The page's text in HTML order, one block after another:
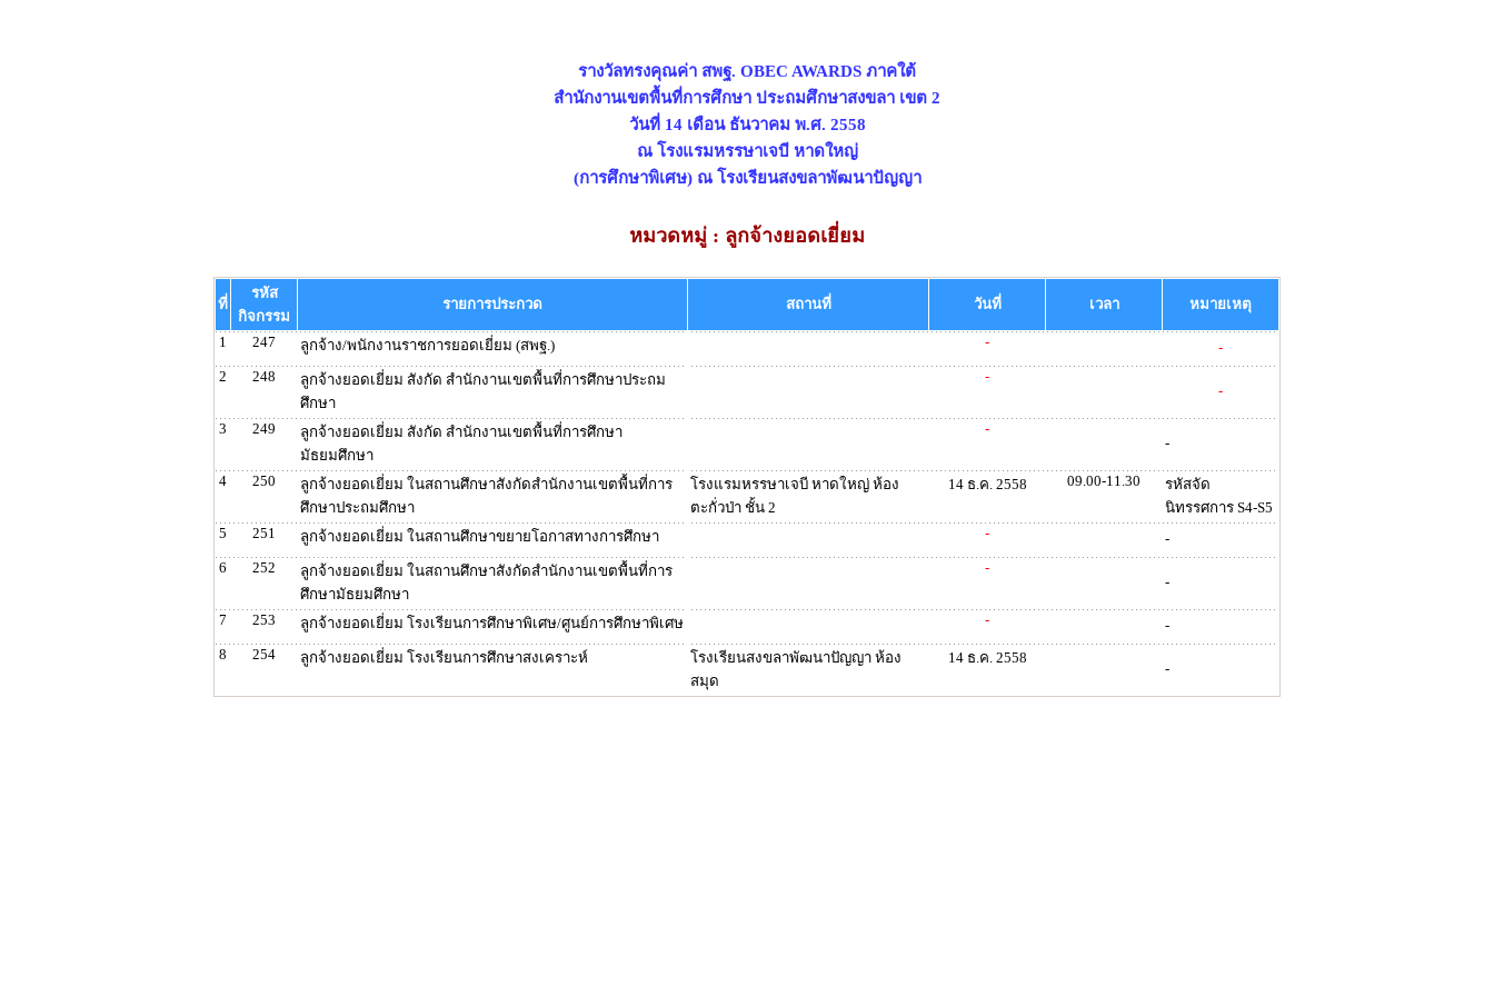
รางวัลทรงคุณค่า สพฐ. OBEC AWARDS ภาคใต้
สำนักงานเขตพื้นที่การศึกษา ประถมศึกษาสงขลา เขต 2
วันที่ 14 เดือน ธันวาคม พ.ศ. 2558
ณ โรงแรมหรรษาเจบี หาดใหญ่
(การศึกษาพิเศษ) ณ โรงเรียนสงขลาพัฒนาปัญญา
หมวดหมู่ : ลูกจ้างยอดเยี่ยม
ที่
รหัส
กิจกรรม
รายการประกวด สถานที่ วันที่ เวลา หมายเหตุ
1 247 ลูกจ้าง/พนักงานราชการยอดเยี่ยม (สพฐ.) -
-
2
248
ลูกจ้างยอดเยี่ยม สังกัด สำนักงานเขตพื้นที่การศึกษาประถม
ศึกษา
-
-
3 249
ลูกจ้างยอดเยี่ยม สังกัด สำนักงานเขตพื้นที่การศึกษา
มัธยมศึกษา
-
-
4 250
ลูกจ้างยอดเยี่ยม ในสถานศึกษาสังกัดสำนักงานเขตพื้นที่การ
ศึกษาประถมศึกษา
โรงแรมหรรษาเจบี หาดใหญ่ ห้อง
ตะกั่วป่า ชั้น 2
14 ธ.ค. 2558 09.00-11.30
รหัสจัด
นิทรรศการ S4-S5
5
251 ลูกจ้างยอดเยี่ยม ในสถานศึกษาขยายโอกาสทางการศึกษา -
-
6
252
ลูกจ้างยอดเยี่ยม ในสถานศึกษาสังกัดสำนักงานเขตพื้นที่การ
ศึกษามัธยมศึกษา
-
-
7 253 ลูกจ้างยอดเยี่ยม โรงเรียนการศึกษาพิเศษ/ศูนย์การศึกษาพิเศษ -
-
8
254 ลูกจ้างยอดเยี่ยม โรงเรียนการศึกษาสงเคราะห์
โรงเรียนสงขลาพัฒนาปัญญา ห้อง
สมุด
14 ธ.ค. 2558
-